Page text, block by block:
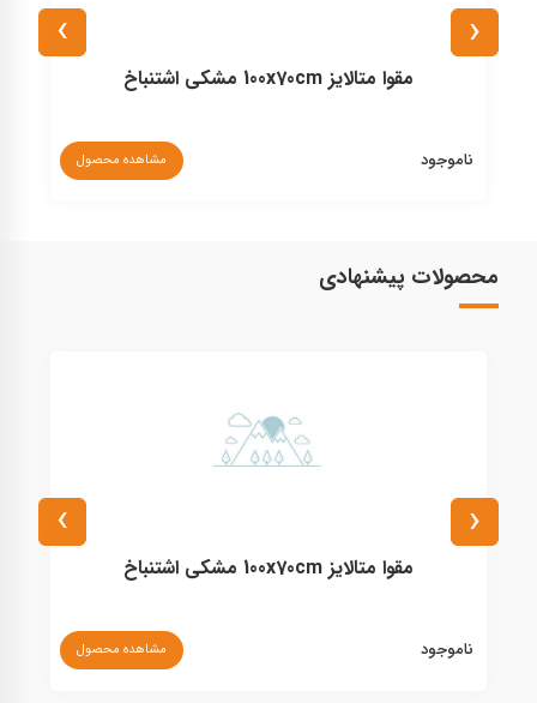
مقوا متالایز 100x70cm مشکی اشتنباخ
ناموجود مشاهده محصول
‹
›
محصولات پیشنهادی
مقوا متالایز 100x70cm مشکی اشتنباخ
ناموجود مشاهده محصول
‹
›